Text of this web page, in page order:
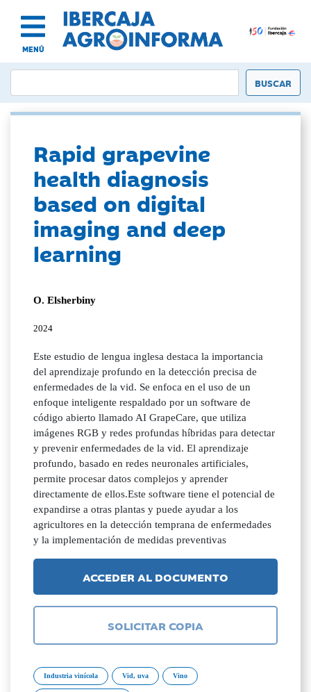
MENÚ
Rapid grapevine
health diagnosis
based on digital
imaging and deep
learning
O. Elsherbiny
2024
Este estudio de lengua inglesa destaca la importancia
del aprendizaje profundo en la detección precisa de
enfermedades de la vid. Se enfoca en el uso de un
enfoque inteligente respaldado por un software de
código abierto llamado AI GrapeCare, que utiliza
imágenes RGB y redes profundas híbridas para detectar
y prevenir enfermedades de la vid. El aprendizaje
profundo, basado en redes neuronales artificiales,
permite procesar datos complejos y aprender
directamente de ellos.Este software tiene el potencial de
expandirse a otras plantas y puede ayudar a los
agricultores en la detección temprana de enfermedades
y la implementación de medidas preventivas
ACCEDER AL DOCUMENTO
SOLICITAR COPIA
Industria vinícola Vid, uva Vino